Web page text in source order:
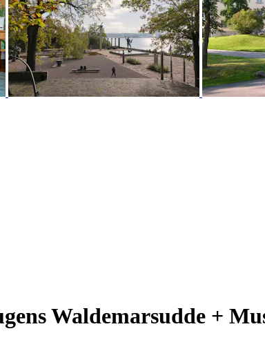
Waldemarsudde +